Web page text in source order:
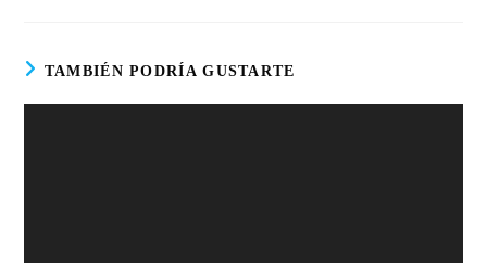
TAMBIÉN PODRÍA GUSTARTE